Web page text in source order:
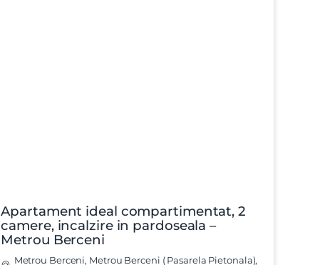
Apartament ideal compartimentat, 2
camere, incalzire in pardoseala –
Metrou Berceni
Metrou Berceni, Metrou Berceni ( Pasarela Pietonala),